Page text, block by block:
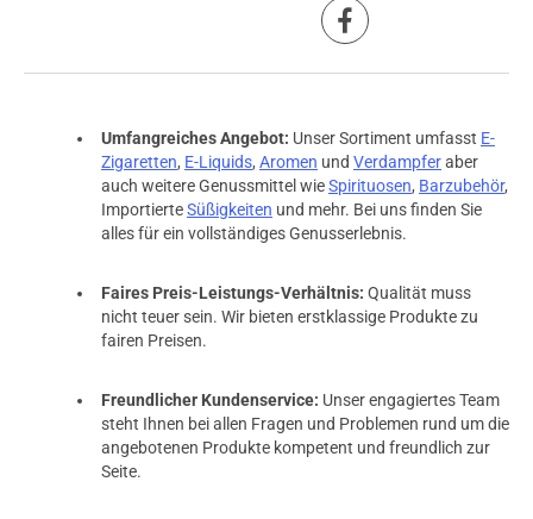
Umfangreiches Angebot: Unser Sortiment umfasst E-
Zigaretten, E-Liquids, Aromen und Verdampferaber
auch weitere Genussmittel wieSpirituosen, Barzubehör,
ImportierteSüßigkeiten und mehr. Bei uns finden Sie
alles für ein vollständiges Genusserlebnis.
Faires Preis-Leistungs-Verhältnis: Qualität muss
nicht teuer sein. Wir bieten erstklassige Produkte zu
fairen Preisen.
Freundlicher Kundenservice: Unser engagiertes Team
steht Ihnen bei allen Fragen und Problemen rund um die
angebotenen Produkte kompetent und freundlich zur
Seite.